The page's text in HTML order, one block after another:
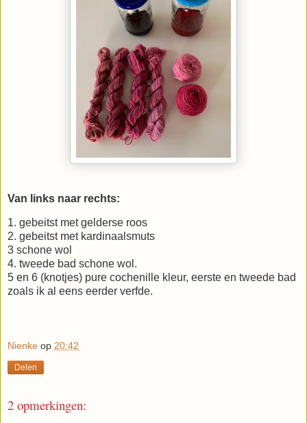
Van links naar rechts:
1. gebeitst met gelderse roos
2. gebeitst met kardinaalsmuts
3 schone wol
4. tweede bad schone wol.
5 en 6 (knotjes) pure cochenille kleur, eerste en tweede bad
zoals ik al eens eerder verfde.
Nienke op 20:42
Delen
2 opmerkingen: